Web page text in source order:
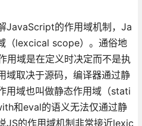
JavaScript的作用域机制，Ja
（lexcical scope）。通俗地
用域是在定义时决定而不是执
域取决于源码，编译器通过静
用域也叫做静态作用域（stati
和eval的语义无法仅通过静
JS的作用域机制非常接近lexic